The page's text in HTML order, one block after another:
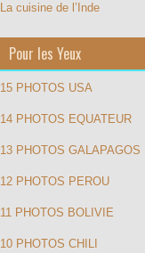
La cuisine de l’Inde
Pour les Yeux
15 PHOTOS USA
14 PHOTOS EQUATEUR
13 PHOTOS GALAPAGOS
12 PHOTOS PEROU
11 PHOTOS BOLIVIE
10 PHOTOS CHILI